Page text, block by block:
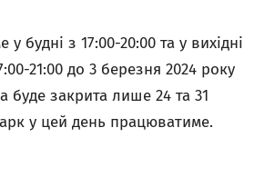
будні з 17:00-20:00 та у вихідні
21:00 до 3 березня 2024 року
буде закрита лише 24 та 31
у цей день працюватиме.